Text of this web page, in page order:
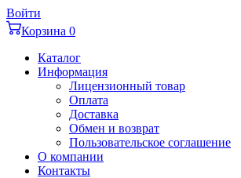
Перейти
к
содержимому
Войти
Корзина 0
Каталог
Информация
Лицензионный товар
Оплата
Доставка
Обмен и возврат
Пользовательское соглашение
О компании
Контакты